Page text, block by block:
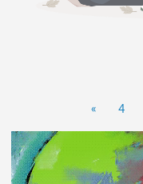
« 4